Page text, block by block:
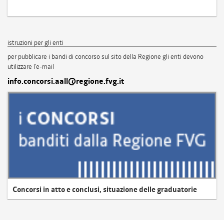
istruzioni per gli enti
per pubblicare i bandi di concorso sul sito della Regione gli enti devono
utilizzare l'e-mail
info.concorsi.aall@regione.fvg.it
Concorsi in atto e conclusi, situazione delle graduatorie